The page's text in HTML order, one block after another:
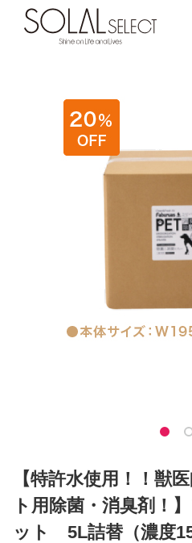
【特許水使用！！獣
ト用除菌・消臭剤！
ット 5L詰替（濃度